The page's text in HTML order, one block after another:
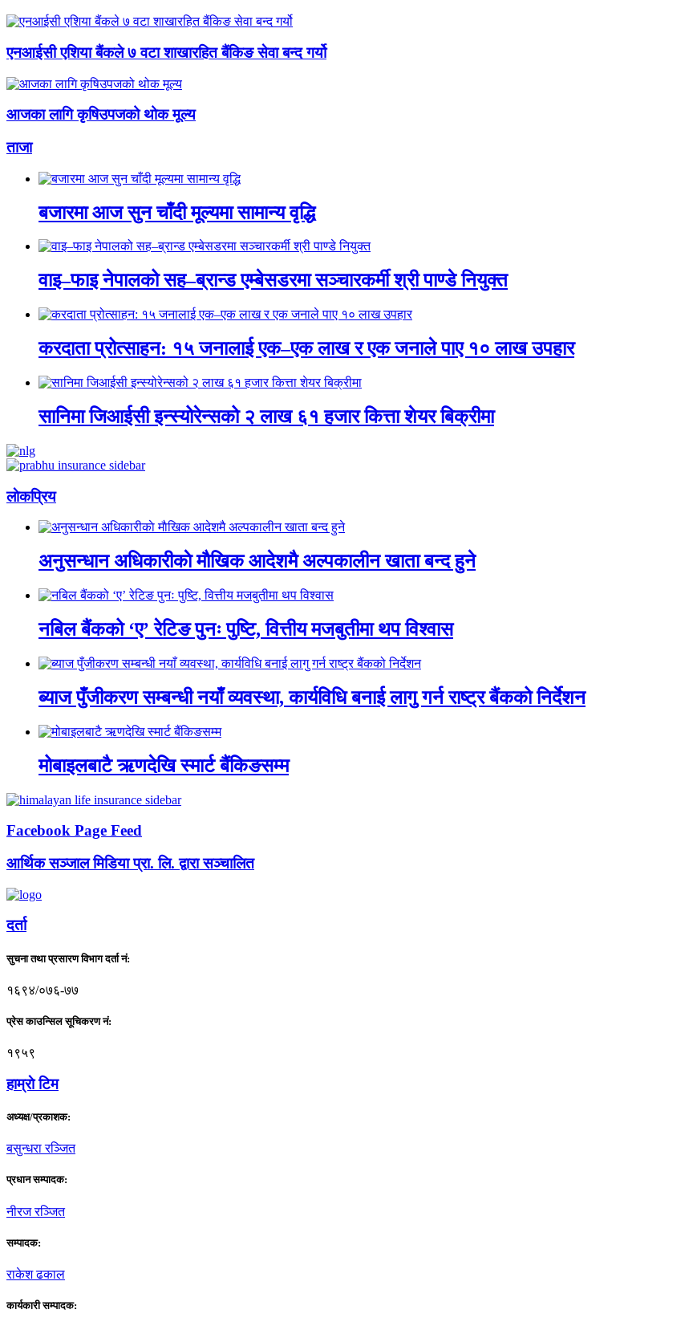
एनआईसी एशिया बैंकले ७ वटा शाखारहित बैंकिङ सेवा बन्द गर्यो
आजका लागि कृषिउपजको थोक मूल्य
ताजा
बजारमा आज सुन चाँदी मूल्यमा सामान्य वृद्धि
वाइ–फाइ नेपालको सह–ब्रान्ड एम्बेसडरमा सञ्चारकर्मी श्री पाण्डे नियुक्त
करदाता प्रोत्साहन: १५ जनालाई एक–एक लाख र एक जनाले पाए १० लाख उपहार
सानिमा जिआईसी इन्स्योरेन्सको २ लाख ६१ हजार कित्ता शेयर बिक्रीमा
लाेकप्रिय
अनुसन्धान अधिकारीकाे माैखिक आदेशमै अल्पकालीन खाता बन्द हुने
नबिल बैंकको ‘ए’ रेटिङ पुनः पुष्टि, वित्तीय मजबुतीमा थप विश्वास
ब्याज पुँजीकरण सम्बन्धी नयाँ व्यवस्था, कार्यविधि बनाई लागु गर्न राष्ट्र बैंकको निर्देशन
मोबाइलबाटै ऋणदेखि स्मार्ट बैंकिङसम्म
Facebook Page Feed
आर्थिक सञ्जाल मिडिया प्रा. लि. द्वारा सञ्चालित
दर्ता
सुचना तथा प्रसारण विभाग दर्ता नं:
१६९४/०७६-७७
प्रेस काउन्सिल सूचिकरण नं:
१९५९
हाम्राे टिम
अध्यक्ष/प्रकाशक:
बसुन्धरा रञ्जित
प्रधान सम्पादक:
नीरज रञ्जित
सम्पादक:
राकेश ढकाल
कार्यकारी सम्पादक: